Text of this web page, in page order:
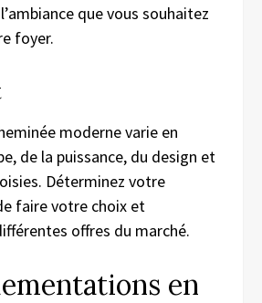
que vous souhaitez
foyer.
moderne varie en
de la puissance, du design et
Déterminez votre
faire votre choix et
offres du marché.
en